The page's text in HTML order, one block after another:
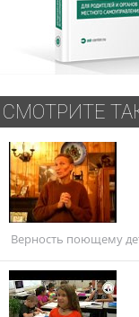
СМОТРИТЕ
Верность поющему